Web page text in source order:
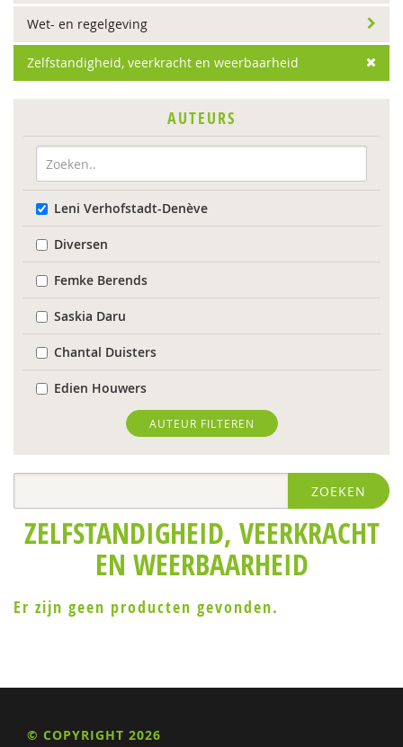
Wet- en regelgeving
Zelfstandigheid, veerkracht en weerbaarheid
AUTEURS
Leni Verhofstadt-Denève
Diversen
Femke Berends
Saskia Daru
Chantal Duisters
Edien Houwers
Jeannette Ooink
Annemarie van Vonderen
AUTEUR FILTEREN
ZOEKEN
ZELFSTANDIGHEID, VEERKRACHT
EN WEERBAARHEID
Er zijn geen producten gevonden.
© COPYRIGHT 2026